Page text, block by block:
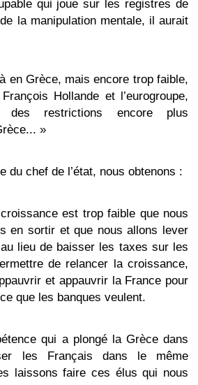
qui joue sur les registres de
la manipulation mentale, il aurait
en Grèce, mais encore trop faible,
Hollande et l’eurogroupe,
restrictions encore plus
»
du chef de l’état, nous obtenons :
est trop faible que nous
en sortir et que nous allons lever
lieu de baisser les taxes sur les
de relancer la croissance,
et appauvrir la France pour
que les banques veulent.
qui a plongé la Grèce dans
les Français dans le même
laissons faire ces élus qui nous